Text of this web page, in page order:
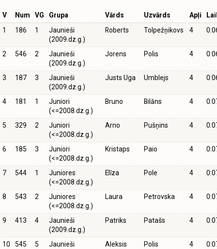
V Num VG Grupa Vārds Uzvārds Apļi
1
186 1
Jaunieši
(2009.dz.g.)
Roberts Tolpežņikovs 4
2 546 2
Jaunieši
(2009.dz.g.)
Jorens Polis 4
3 187 3
Jaunieši
(2009.dz.g.)
Justs Uga Umblejs 4
4 181 1
Juniori
(<=2008.dz.g.)
Bruno Bilāns 4
5 329 2
Juniori
(<=2008.dz.g.)
Arno Pušņins 4
6 185 3
Juniori
(<=2008.dz.g.)
Kristaps Paio 4
7 544 1
Juniores
(<=2008.dz.g.)
Elīza Pole 4
8 543 2
Juniores
(<=2008.dz.g.)
Laura Petrovska 4
9 413 4
Jaunieši
(2009.dz.g.)
Patriks Patašs 4
10 545 5
Jaunieši
Aleksis Polis 4